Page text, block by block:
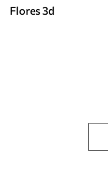
Flores 3d